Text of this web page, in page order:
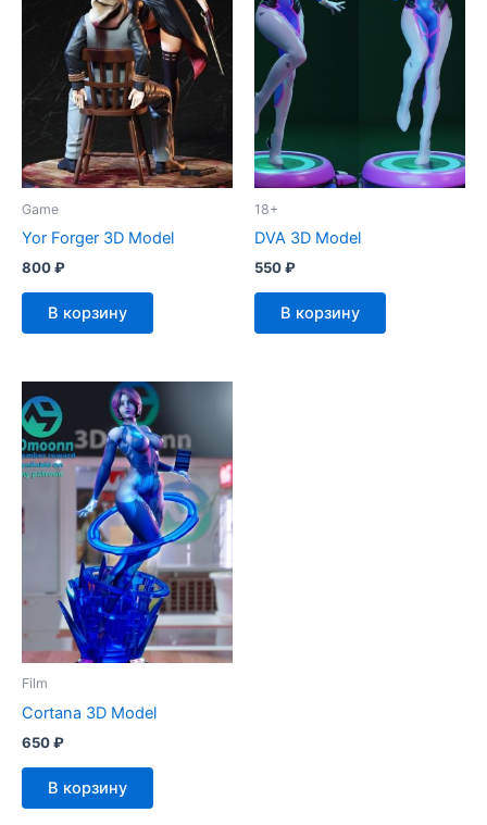
Game
Yor Forger 3D Model
800₽
В корзину
18+
DVA 3D Model
550₽
В корзину
Film
Cortana 3D Model
650₽
В корзину